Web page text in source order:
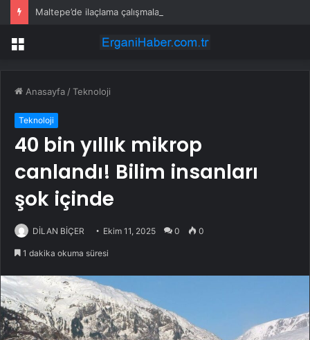
Maltepe’de ilaçlama çalışmaları sürüyor
Menü
Anasayfa /Teknoloji
Teknoloji
40 bin yıllık mikrop
canlandı! Bilim insanları
şok içinde
DİLAN BİÇER Ekim 11, 2025 0 0
1 dakika okuma süresi